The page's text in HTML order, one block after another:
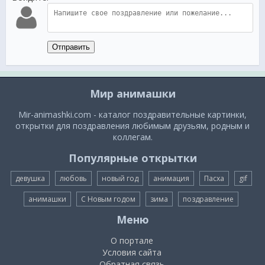
Отправить
Мир анимашки
Mir-animashki.com - каталог поздравительные картинки,
открытки для поздравления любимым друзьям, родным и
коллегам.
Популярные открытки
девушка любовь новый год анимация Пасха gif
анимашки С Новым годом зима поздравление
Меню
О портале
Условия сайта